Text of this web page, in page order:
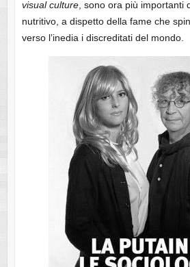
visual culture, sono ora più importanti
nutritivo, a dispetto della fame che
verso l’inedia i discreditati del mondo.